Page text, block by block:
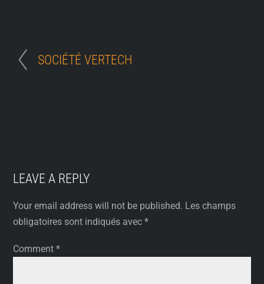
SOCIÉTÉ VERTECH
LEAVE A REPLY
Your email address will not be published. Les champs
obligatoires sont indiqués avec*
Comment*